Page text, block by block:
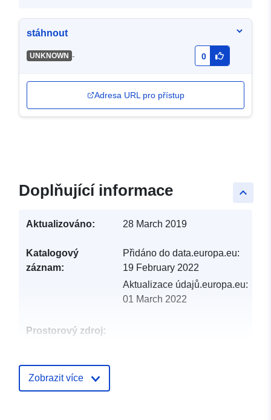
stáhnout
UNKNOWN - 0
Adresa URL pro přístup
keyboard_arrow_up
Doplňující informace
Aktualizováno: 28 March 2019
Katalogový
záznam:
Přidáno do data.europa.eu:
19 February 2022
Aktualizace údajů.europa.eu:
01 March 2022
Prostorový zdroj:
Zobrazit více